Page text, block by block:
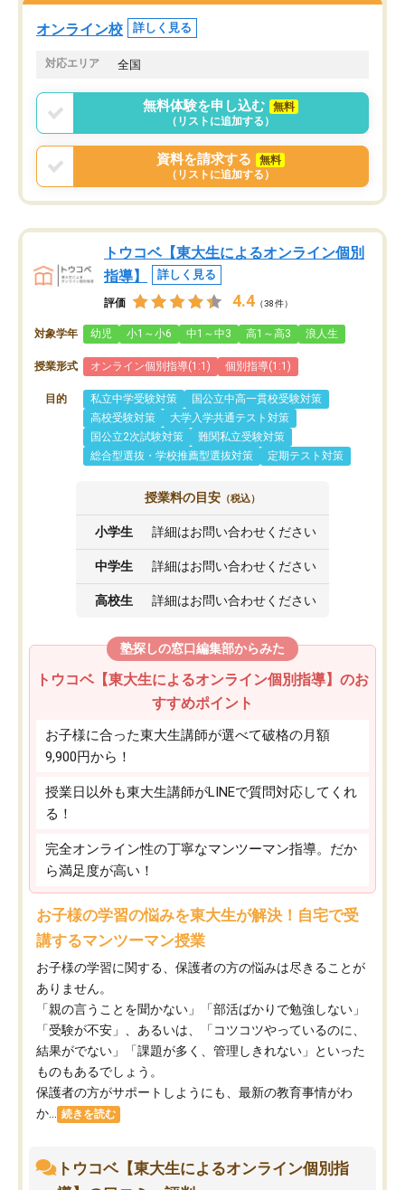
オンライン校 詳しく見る
対応エリア 全国
無料体験を申し込む
無料
（リストに追加する）
資料を請求する
無料
（リストに追加する）
トウコベ【東大生によるオンライン個別
指導】
詳しく見る
評価 4.4 （38件）
対象学年 幼児 小1～小6 中1～中3 高1～高3 浪人生
授業形式 オンライン個別指導(1:1) 個別指導(1:1)
目的 私立中学受験対策
国公立中高一貫校受験対策
高校受験対策
大学入学共通テスト対策
国公立2次試験対策
難関私立受験対策
総合型選抜・学校推薦型選抜対策
定期テスト対策
授業料の目安 （税込）
小学生 詳細はお問い合わせください
中学生 詳細はお問い合わせください
高校生 詳細はお問い合わせください
塾探しの窓口編集部からみた
トウコベ【東大生によるオンライン個別指導】のお
すすめポイント
お子様に合った東大生講師が選べて破格の月額
9,900円から！
授業日以外も東大生講師がLINEで質問対応してくれ
る！
完全オンライン性の丁寧なマンツーマン指導。だか
ら満足度が高い！
お子様の学習の悩みを東大生が解決！自宅で受
講するマンツーマン授業
お子様の学習に関する、保護者の方の悩みは尽きることが
ありません。
「親の言うことを聞かない」「部活ばかりで勉強しない」
「受験が不安」、あるいは、「コツコツやっているのに、
結果がでない」「課題が多く、管理しきれない」といった
ものもあるでしょう。
保護者の方がサポートしようにも、最新の教育事情がわ
か...
続きを読む
トウコベ【東大生によるオンライン個別指